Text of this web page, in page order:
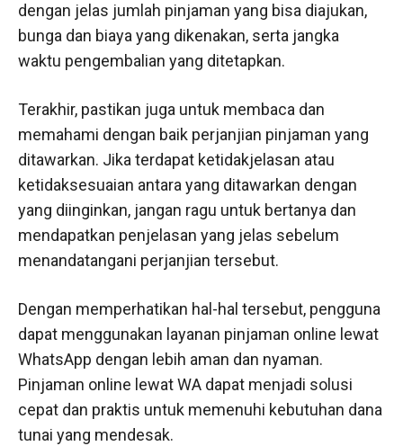
dengan jelas jumlah pinjaman yang bisa diajukan,
bunga dan biaya yang dikenakan, serta jangka
waktu pengembalian yang ditetapkan.
Terakhir, pastikan juga untuk membaca dan
memahami dengan baik perjanjian pinjaman yang
ditawarkan. Jika terdapat ketidakjelasan atau
ketidaksesuaian antara yang ditawarkan dengan
yang diinginkan, jangan ragu untuk bertanya dan
mendapatkan penjelasan yang jelas sebelum
menandatangani perjanjian tersebut.
Dengan memperhatikan hal-hal tersebut, pengguna
dapat menggunakan layanan pinjaman online lewat
WhatsApp dengan lebih aman dan nyaman.
Pinjaman online lewat WA dapat menjadi solusi
cepat dan praktis untuk memenuhi kebutuhan dana
tunai yang mendesak.